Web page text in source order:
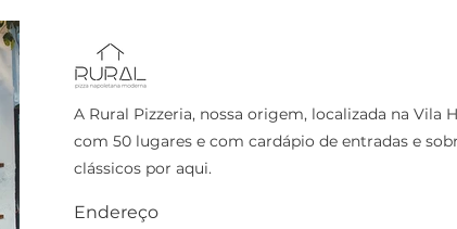
A Rural Pizzeria, nossa origem, localizada na Vila
com 50 lugares e com cardápio de entradas e
clássicos por aqui.
Endereço